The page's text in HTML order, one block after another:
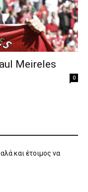
Meireles
0
και έτοιμος να